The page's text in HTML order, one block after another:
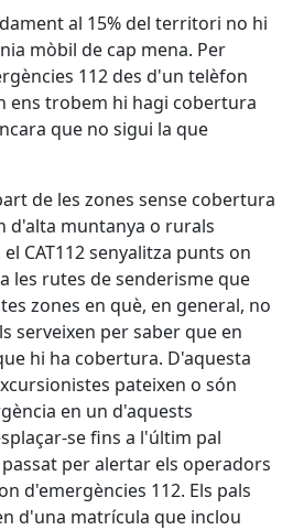
al 15% del territori no hi
mòbil de cap mena. Per
112 des d'un telèfon
ens trobem hi hagi cobertura
que no sigui la que
de les zones sense cobertura
d'alta muntanya o rurals
CAT112 senyalitza punts on
les rutes de senderisme que
zones en què, en general, no
serveixen per saber que en
hi ha cobertura. D'aquesta
pateixen o són
en un d'aquests
se fins a l'últim pal
per alertar els operadors
d'emergències 112. Els pals
d'una matrícula que inclou